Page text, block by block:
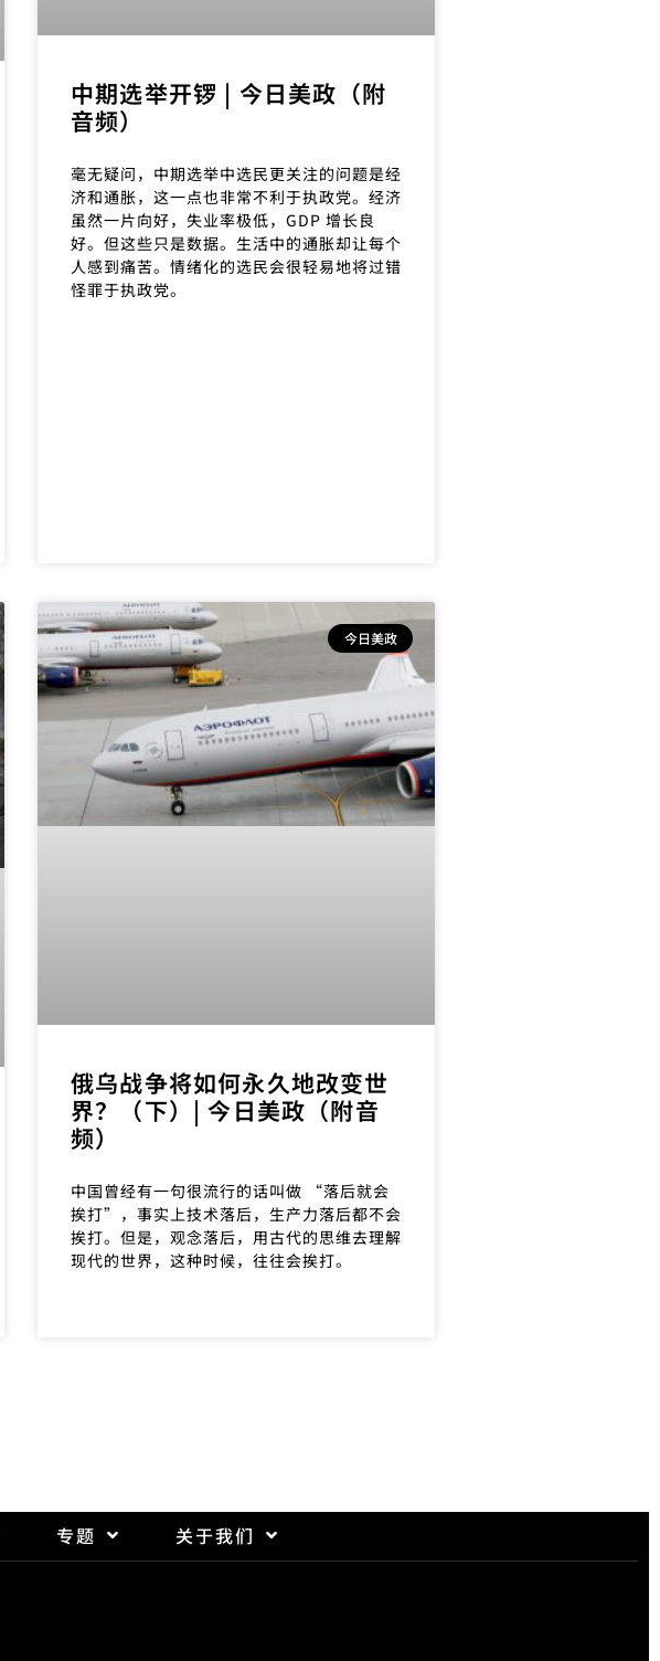
中期选举开锣 | 今日美政（附
音频）
毫无疑问，中期选举中选民更关注的问题是经
济和通胀，这一点也非常不利于执政党。经济
虽然一片向好，失业率极低，GDP 增长良
好。但这些只是数据。生活中的通胀却让每个
人感到痛苦。情绪化的选民会很轻易地将过错
怪罪于执政党。
今日美政
俄乌战争将如何永久地改变世
界？（下）| 今日美政（附音
频）
中国曾经有一句很流行的话叫做 “落后就会
挨打”，事实上技术落后，生产力落后都不会
挨打。但是，观念落后，用古代的思维去理解
现代的世界，这种时候，往往会挨打。
专题 关于我们